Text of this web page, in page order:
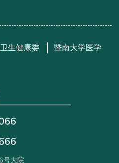
生健康委
暨南大学医学
号大院